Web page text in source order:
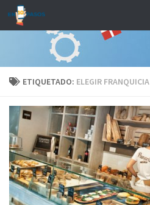
Saltar al contenido
ETIQUETADO: ELEGIR FRANQUICIA